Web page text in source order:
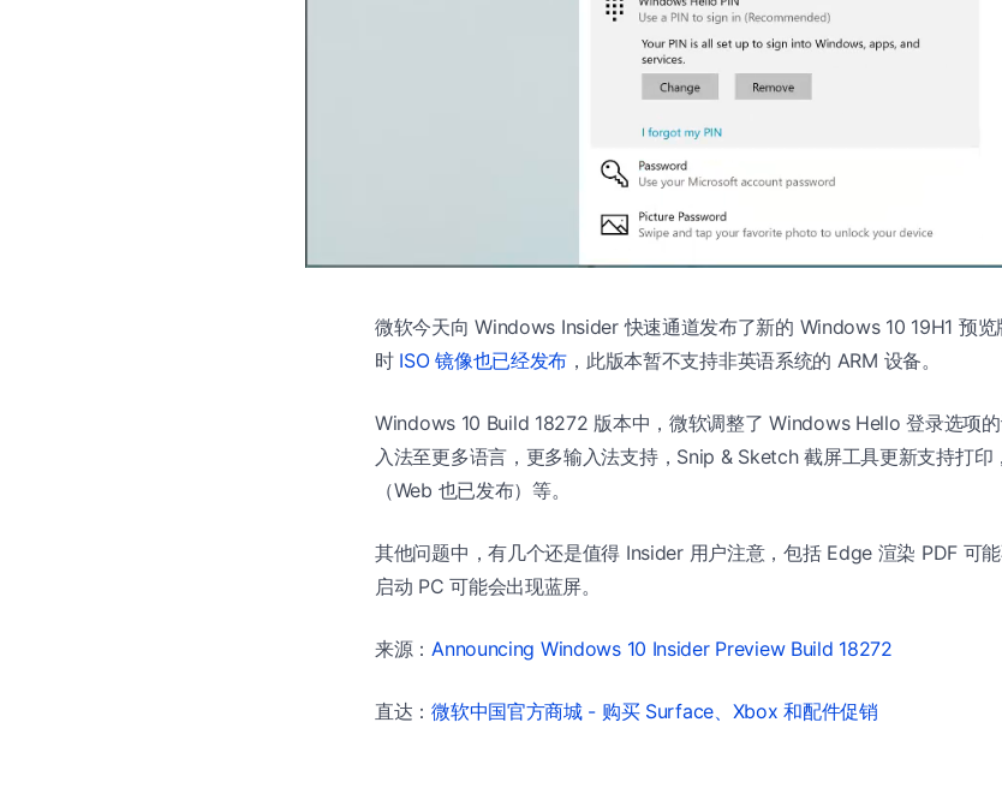
微软今天向 Windows Insider 快速通道发布了新的 Windows 10 19H1 预
时ISO 镜像也已经发布 ，此版本暂不支持非英语系统的 ARM 设备。
Windows 10 Build 18272 版本中，微软调整了 Windows Hello 登录选项
入法至更多语言，更多输入法支持，Snip & Sketch 截屏工具更新支持打
（Web 也已发布）等。
其他问题中，有几个还是值得 Insider 用户注意，包括 Edge 渲染 PDF 可
启动 PC 可能会出现蓝屏。
来源： Announcing Windows 10 Insider Preview Build 18272
直达：微软中国官方商城 - 购买 Surface、Xbox 和配件促销